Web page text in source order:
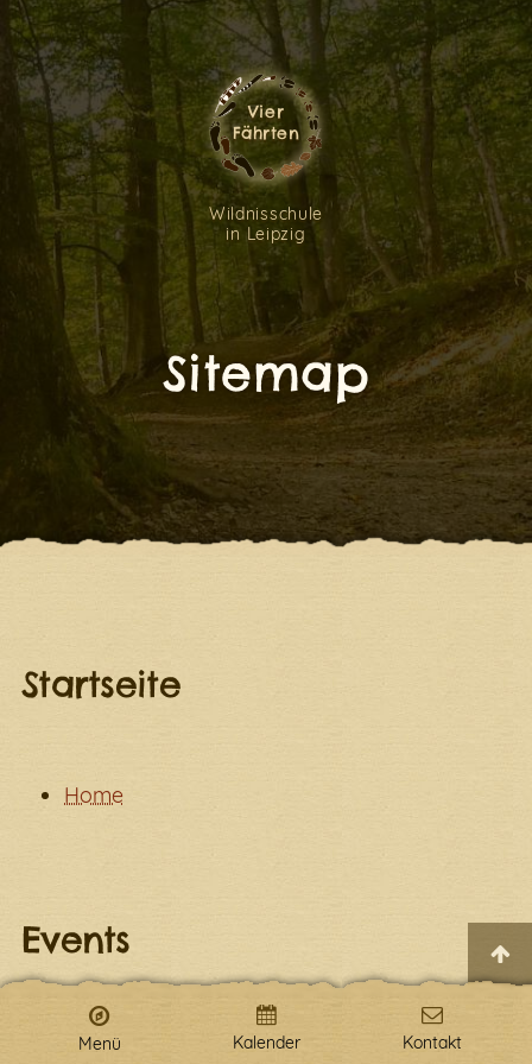
Menü Kalender Kontakt
Vier
Fährten
Wildnisschule
in Leipzig
Sitemap
Startseite
Home
Events
Veranstaltungen für Kinder in Leipzig
Ein Fehler ist aufgetreten. Bitte überprüfe Deine
Internetverbindung.